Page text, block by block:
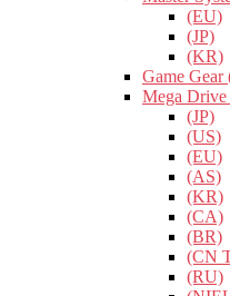
(EU)
(JP)
(KR)
Game
Mega Drive
(JP)
(US)
(EU)
(AS)
(KR)
(CA)
(BR)
(CN
(RU)